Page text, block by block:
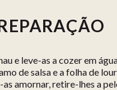
e leve-as a cozer em
de salsa e a folha de
amornar, retire-lhes a